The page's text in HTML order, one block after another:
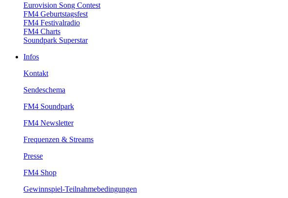
EurovisionSongContest
FM4Geburtstagsfest
FM4Festivalradio
FM4Charts
SoundparkSuperstar
Infos
Kontakt
Sendeschema
FM4Soundpark
FM4Newsletter
Frequenzen&Streams
Presse
FM4Shop
Gewinnspiel-Teilnahmebedingungen